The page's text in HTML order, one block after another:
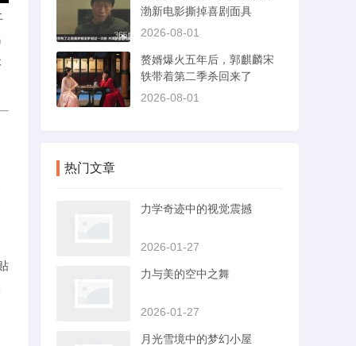
渤新电影撕掉喜剧面具
2026-08-01
赘婿爆火五年后，郭麒麟宋
轶带着第二季杀回来了
2026-08-01
热门文章
力学奇迹中的视觉震撼
2026-01-27
力与美的空中之舞
2026-01-27
月光雪境中的梦幻小屋